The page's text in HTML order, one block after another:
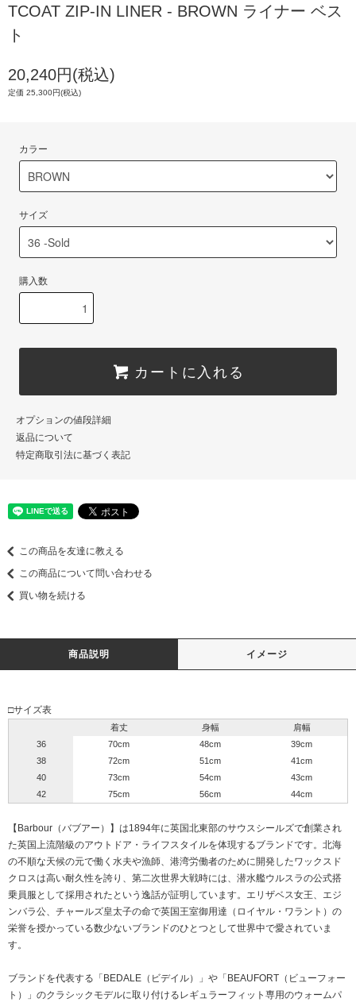
TCOAT ZIP-IN LINER - BROWN ライナー ベス
ト
20,240円(税込)
定価 25,300円(税込)
カラー
サイズ
購入数
カートに入れる
オプションの値段詳細
返品について
特定商取引法に基づく表記
この商品を友達に教える
この商品について問い合わせる
買い物を続ける
商品説明 イメージ
□サイズ表
着丈 身幅
肩幅
36
70cm 48cm
39cm
38
72cm 51cm
41cm
40
73cm 54cm
43cm
42
75cm 56cm 44cm
【Barbour（バブアー）】は1894年に英国北東部のサウスシールズで創業され
た英国上流階級のアウトドア・ライフスタイルを体現するブランドです。北海
の不順な天候の元で働く水夫や漁師、港湾労働者のために開発したワックスド
クロスは高い耐久性を誇り、第二次世界大戦時には、潜水艦ウルスラの公式搭
乗員服として採用されたという逸話が証明しています。エリザベス女王、エジ
ンバラ公、チャールズ皇太子の命で英国王室御用達（ロイヤル・ワラント）の
栄誉を授かっている数少ないブランドのひとつとして世界中で愛されていま
す。
ブランドを代表する「BEDALE（ビデイル）」や「BEAUFORT（ビューフォー
ト）」のクラシックモデルに取り付けるレギュラーフィット専用のウォームパ